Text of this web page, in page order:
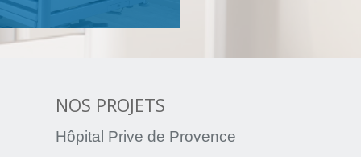
NOS PROJETS
Hôpital Prive de Provence